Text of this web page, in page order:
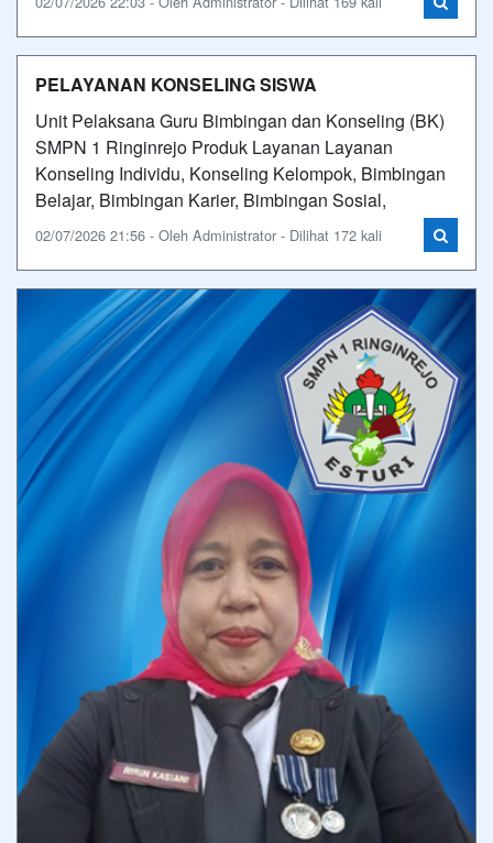
PELAYANAN KONSELING SISWA
Unit Pelaksana Guru Bimbingan dan Konseling (BK)
SMPN 1 Ringinrejo Produk Layanan Layanan
Konseling Individu, Konseling Kelompok, Bimbingan
Belajar, Bimbingan Karier, Bimbingan Sosial,
02/07/2026 21:56 - Oleh Administrator - Dilihat 172 kali